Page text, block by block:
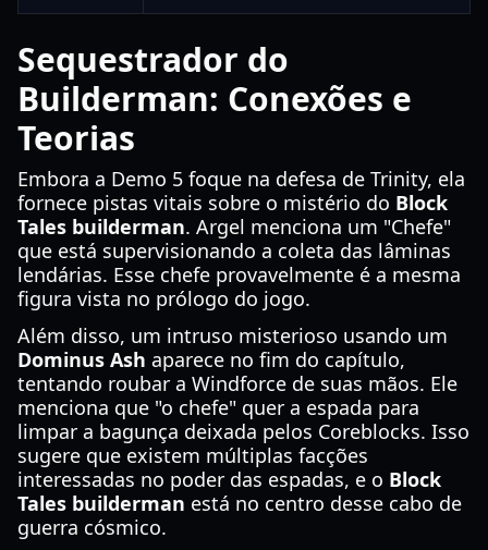
Sequestrador do
Builderman: Conexões e
Teorias
Embora a Demo 5 foque na defesa de Trinity, ela
fornece pistas vitais sobre o mistério do Block
Tales builderman. Argel menciona um "Chefe"
que está supervisionando a coleta das lâminas
lendárias. Esse chefe provavelmente é a mesma
figura vista no prólogo do jogo.
Além disso, um intruso misterioso usando um
Dominus Ash aparece no fim do capítulo,
tentando roubar a Windforce de suas mãos. Ele
menciona que "o chefe" quer a espada para
limpar a bagunça deixada pelos Coreblocks. Isso
sugere que existem múltiplas facções
interessadas no poder das espadas, e o Block
Tales builderman está no centro desse cabo de
guerra cósmico.